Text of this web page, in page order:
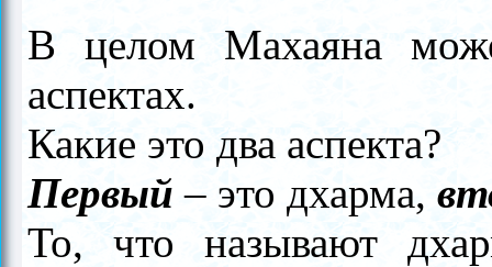
В целом Махаяна
аспектах.
Какие это два аспекта?
Первый – это дхарма,
То, что называют